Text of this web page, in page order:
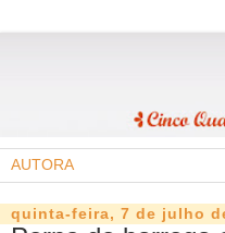
quinta-feira, 7 de julho